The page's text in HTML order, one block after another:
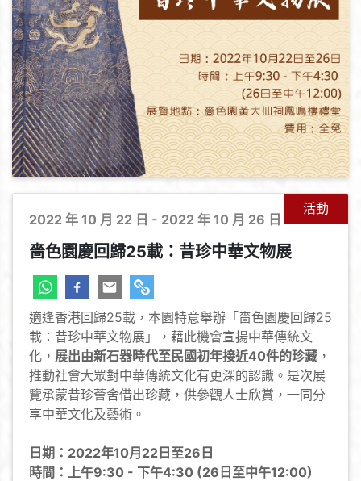
活動
2022 年 10 月 22 日 - 2022 年 10 月 26 日
嗇色園慶回歸25載：昔珍中華文物展
適逢香港回歸25載，本園特意舉辦「嗇色園慶回歸25
載：昔珍中華文物展」，藉此機會宣揚中華傳統文
化， 展出由新石器時代至民國初年接近40件的珍藏 ，
推動社會大眾對中華傳統文化有更深的認識。是次展
覽承蒙昔珍薈舍借出珍藏，供參觀人士欣賞，一同分
享中華文化及藝術。
日期：2022年10月22日至26日
時間：上午9:30 - 下午4:30 (26日至中午12:00)